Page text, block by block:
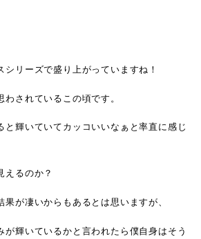
シリーズで盛り上がっていますね！
わされているこの頃です。
と輝いていてカッコいいなぁと率直に感じ
えるのか？
果が凄いからもあるとは思いますが、
が輝いているかと言われたら僕自身はそう